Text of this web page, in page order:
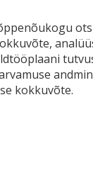
kokkuvõte.